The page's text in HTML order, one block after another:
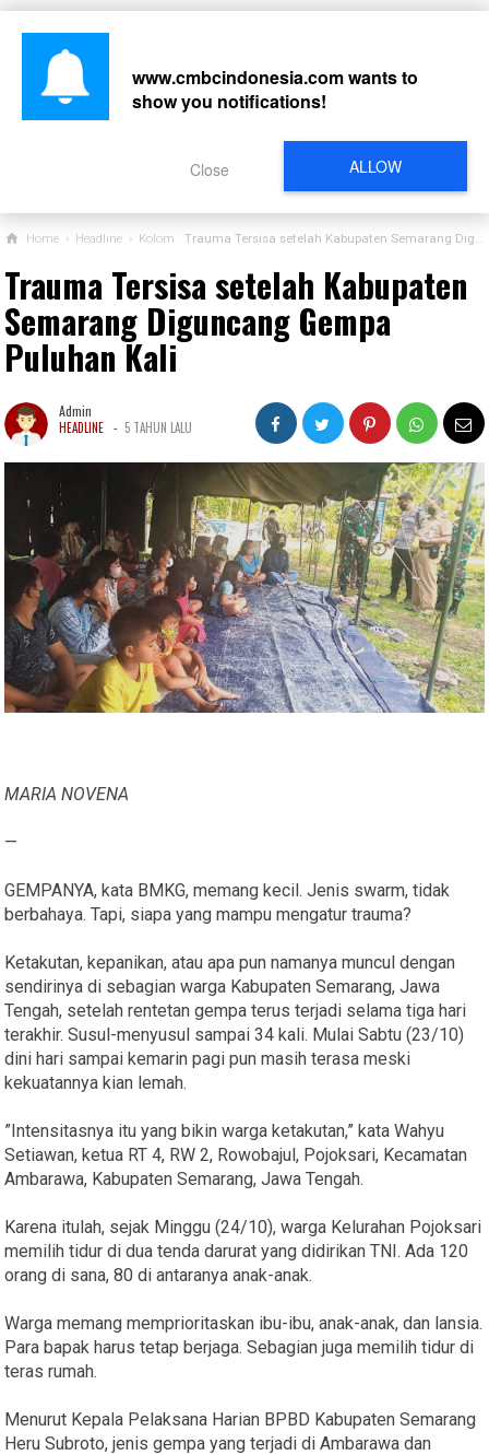
Home › Headline › Kolom Trauma Tersisa setelah Kabupaten Semarang Diguncang Gempa Puluhan Kali
Trauma Tersisa setelah Kabupaten
Semarang Diguncang Gempa
Puluhan Kali
Admin
HEADLINE - 5 TAHUN LALU
MARIA NOVENA
—
GEMPANYA, kata BMKG, memang kecil. Jenis swarm, tidak
berbahaya. Tapi, siapa yang mampu mengatur trauma?
Ketakutan, kepanikan, atau apa pun namanya muncul dengan
sendirinya di sebagian warga Kabupaten Semarang, Jawa
Tengah, setelah rentetan gempa terus terjadi selama tiga hari
terakhir. Susul-menyusul sampai 34 kali. Mulai Sabtu (23/10)
dini hari sampai kemarin pagi pun masih terasa meski
kekuatannya kian lemah.
”Intensitasnya itu yang bikin warga ketakutan,” kata Wahyu
Setiawan, ketua RT 4, RW 2, Rowobajul, Pojoksari, Kecamatan
Ambarawa, Kabupaten Semarang, Jawa Tengah.
Karena itulah, sejak Minggu (24/10), warga Kelurahan Pojoksari
memilih tidur di dua tenda darurat yang didirikan TNI. Ada 120
orang di sana, 80 di antaranya anak-anak.
Warga memang memprioritaskan ibu-ibu, anak-anak, dan lansia.
Para bapak harus tetap berjaga. Sebagian juga memilih tidur di
teras rumah.
Menurut Kepala Pelaksana Harian BPBD Kabupaten Semarang
Heru Subroto, jenis gempa yang terjadi di Ambarawa dan
www.cmbcindonesia.comwants to
show you notifications!
ALLOW
Close